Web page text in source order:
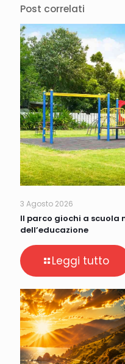
Post correlati
3 Agosto 2026
Il parco giochi a scuola
dell’educazione
Leggi tutto